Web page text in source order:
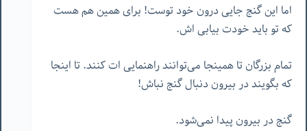
اما این گنج جایی درون خود توست! برای همین هم هست
که تو باید خودت بیابی اش.
تمام بزرگان تا همینجا می‌توانند راهنمایی ات کنند. تا اینجا
که بگویند در بیرون دنبال گنج نباش!
گنج در بیرون پیدا نمی‌شود.